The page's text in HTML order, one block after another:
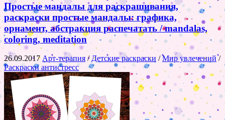
Простые мандалы для раскрашивания,
раскраски простые мандалы: графика,
орнамент, абстракция распечатать / mandalas,
coloring, meditation
26.09.2017Арт-терапия /Детские раскраски /Мир увлечений/
Раскраски антистресс